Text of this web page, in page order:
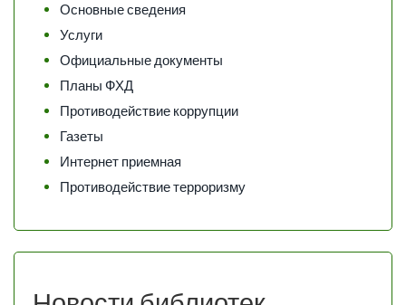
Основные сведения
Услуги
Официальные документы
Планы ФХД
Противодействие коррупции
Газеты
Интернет приемная
Противодействие терроризму